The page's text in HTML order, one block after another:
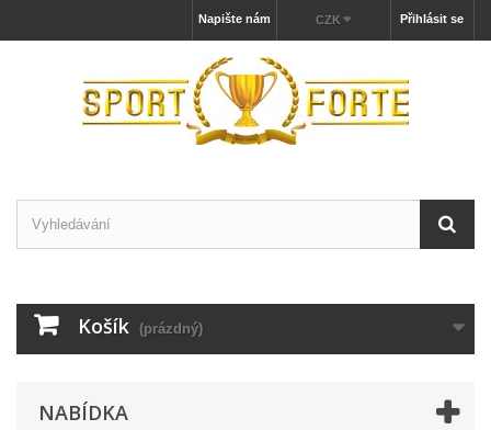
Přihlásit se
CZK
Napište nám
Košík (prázdný)
NABÍDKA